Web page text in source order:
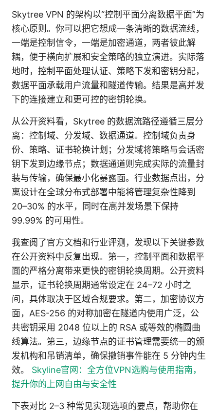
Skytree VPN 的架构以“控制平面分离数据平面”为
核心原则。你可以把它想成一条清晰的数据流线，
一端是控制信令，一端是加密通道，两者彼此解
耦，便于横向扩展和安全策略的独立演进。实际落
地时，控制平面处理认证、策略下发和密钥分配，
数据平面承载用户流量和隧道传输。结果是高并发
下的连接建立和更可控的密钥轮换。
从公开资料看，Skytree 的数据流路径遵循三层分
离：控制域、分发域、数据通道。控制域负责身
份、策略、证书轮换计划；分发域将策略与会话密
钥下发到边缘节点；数据通道则完成实际的流量封
装与传输，确保最小化暴露面。行业数据点出，分
离设计在全球分布式部署中能将管理复杂性降到
20–30% 的水平，同时在高并发场景下保持
99.99% 的可用性。
我查阅了官方文档和行业评测，发现以下关键参数
在公开资料中反复出现。第一，控制平面和数据平
面的严格分离带来更快的密钥轮换周期。公开资料
显示，证书轮换周期通常设定在 24–72 小时之
间，具体取决于区域合规要求。第二，加密协议方
面，AES-256 的对称加密在隧道内使用广泛，公
共密钥采用 2048 位以上的 RSA 或等效的椭圆曲
线算法。第三，边缘节点的证书管理需要统一的颁
发机构和吊销清单，确保撤销事件能在 5 分钟内生
效。 Skyline官网：全方位VPN选购与使用指南，
提升你的上网自由与安全性
下表对比 2–3 种常见实现选项的要点，帮助你在